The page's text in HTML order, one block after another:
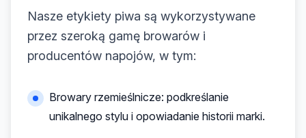
Nasze etykiety piwa są wykorzystywane
przez szeroką gamę browarów i
producentów napojów, w tym:
Browary rzemieślnicze: podkreślanie
unikalnego stylu i opowiadanie historii marki.